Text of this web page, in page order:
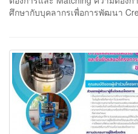
ศึกษากับบุคลากรเพื่อการพัฒนา